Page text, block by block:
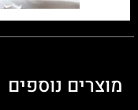
מוצרים נוספים